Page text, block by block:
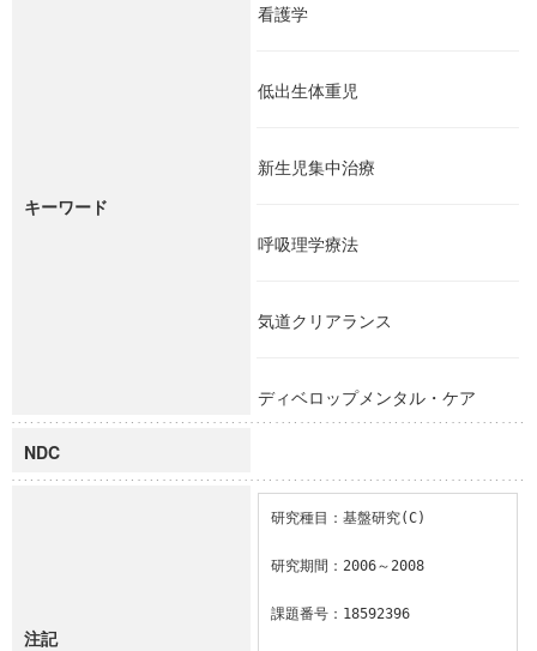
キーワード
看護学
低出生体重児
新生児集中治療
呼吸理学療法
気道クリアランス
ディベロップメンタル・ケア
NDC
注記
研究種目：基盤研究(C)
研究期間：2006～2008
課題番号：18592396